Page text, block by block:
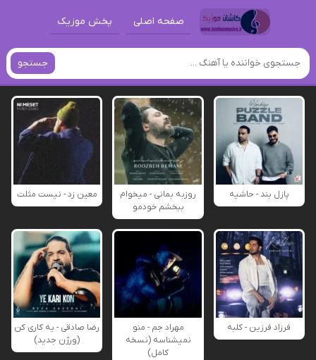
صفحه اصلی پخش موزیک
جستجو
پازل بند - حاشیه
روزبه بمانی - میخوام
ببخشم خودمو
معین زد - نیست مثلت
فرزاد فرزین - کلبه
مهراد جم - منو
نمیشناسه (نسخه
کامل)
رضا صادقی - یه کاری کن
(ورژن جدید)